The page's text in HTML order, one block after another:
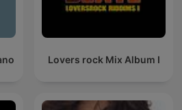
Lovers rock Mix Album I